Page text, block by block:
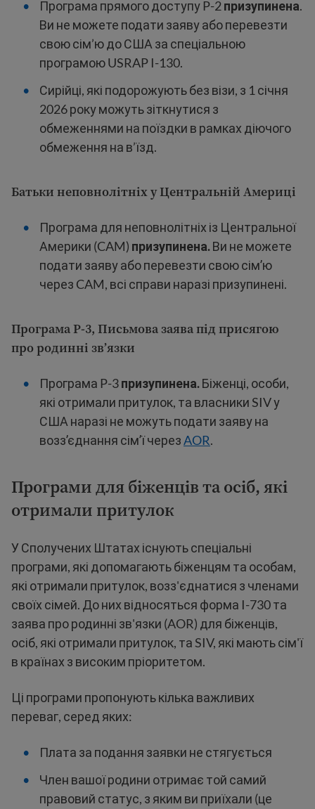
Програма прямого доступу P-2призупинена.
Ви не можете подати заяву або перевезти
свою сім’ю до США за спеціальною
програмою USRAP I-130.
Сирійці, які подорожують без візи, з 1 січня
2026 року можуть зіткнутися з
обмеженнями на поїздки в рамках діючого
обмеження на в’їзд.
Батьки неповнолітніх у Центральній Америці
Програма для неповнолітніх із Центральної
Америки (CAM) призупинена.Ви не можете
подати заяву або перевезти свою сімʼю
через CAM, всі справи наразі призупинені.
Програма P-3, Письмова заява під присягою
про родинні зв’язки
Програма P-3призупинена.Біженці, особи,
які отримали притулок, та власники SIV у
США наразі не можуть подати заяву на
воззʼєднання сімʼї черезAOR.
Програми для біженців та осіб, які
отримали притулок
У Сполучених Штатах існують спеціальні
програми, які допомагають біженцям та особам,
які отримали притулок, возз'єднатися з членами
своїх сімей. До них відносяться форма I-730 та
заява про родинні зв'язки (AOR) для біженців,
осіб, які отримали притулок, та SIV, які мають сім'ї
в країнах з високим пріоритетом.
Ці програми пропонують кілька важливих
переваг, серед яких:
Плата за подання заявки не стягується
Член вашої родини отримає той самий
правовий статус, з яким ви приїхали (це